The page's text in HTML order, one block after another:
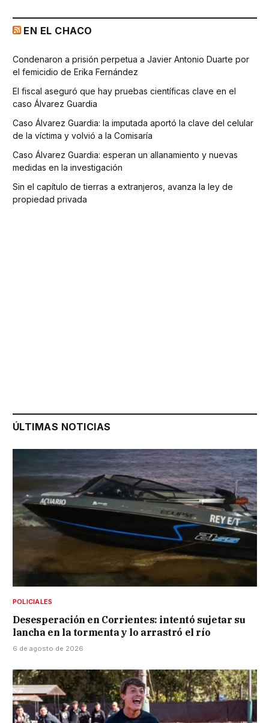
EN EL CHACO
Condenaron a prisión perpetua a Javier Antonio Duarte por
el femicidio de Erika Fernández
El fiscal aseguró que hay pruebas científicas clave en el
caso Álvarez Guardia
Caso Álvarez Guardia: la imputada aportó la clave del celular
de la víctima y volvió a la Comisaría
Caso Álvarez Guardia: esperan un allanamiento y nuevas
medidas en la investigación
Sin el capítulo de tierras a extranjeros, avanza la ley de
propiedad privada
ÚLTIMAS NOTICIAS
POLICIALES
Desesperación en Corrientes: intentó sujetar su
lancha en la tormenta y lo arrastró el río
6 de agosto de 2026